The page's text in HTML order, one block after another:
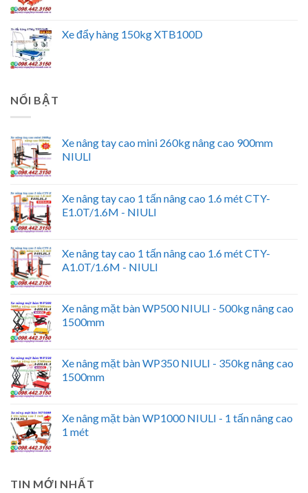
Xe đẩy hàng 150kg XTB100D
NỔI BẬT
Xe nâng tay cao mini 260kg nâng cao 900mm
NIULI
Xe nâng tay cao 1 tấn nâng cao 1.6 mét CTY-
E1.0T/1.6M - NIULI
Xe nâng tay cao 1 tấn nâng cao 1.6 mét CTY-
A1.0T/1.6M - NIULI
Xe nâng mặt bàn WP500 NIULI - 500kg nâng cao
1500mm
Xe nâng mặt bàn WP350 NIULI - 350kg nâng cao
1500mm
Xe nâng mặt bàn WP1000 NIULI - 1 tấn nâng cao
1 mét
TIN MỚI NHẤT